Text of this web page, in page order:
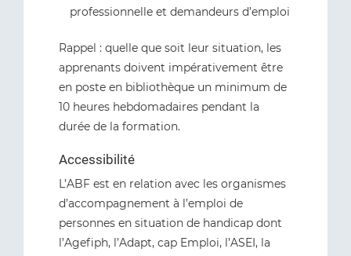
professionnelle et demandeurs d’emploi
Rappel : quelle que soit leur situation, les
apprenants doivent impérativement être
en poste en bibliothèque un minimum de
10 heures hebdomadaires pendant la
durée de la formation.
Accessibilité
L’ABF est en relation avec les organismes
d’accompagnement à l’emploi de
personnes en situation de handicap dont
l’Agefiph, l’Adapt, cap Emploi, l’ASEI, la